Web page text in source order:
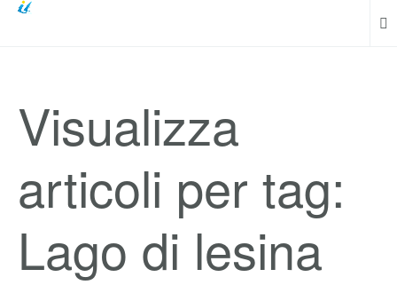
Visualizza
articoli per tag:
Lago di lesina